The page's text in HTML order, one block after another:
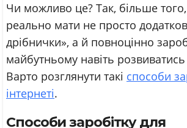
Чи можливо це? Так, більше
реально мати не просто
дрібнички», а й повноцінно
майбутньому навіть
Варто розглянути такі способи
інтернеті.
Способи заробітку для